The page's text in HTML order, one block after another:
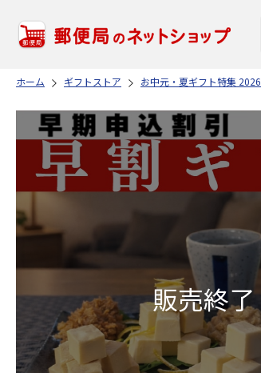
ホーム ギフトストア お中元・夏ギフト特集 2026